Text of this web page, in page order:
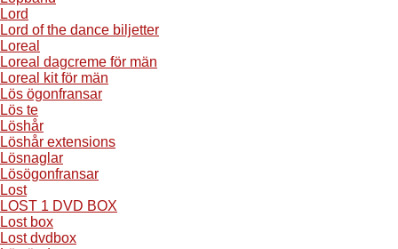
Lord
Lord of the dance biljetter
Loreal
Loreal dagcreme för män
Loreal kit för män
Lös ögonfransar
Lös te
Löshår
Löshår extensions
Lösnaglar
Lösögonfransar
Lost
LOST 1 DVD BOX
Lost box
Lost dvdbox